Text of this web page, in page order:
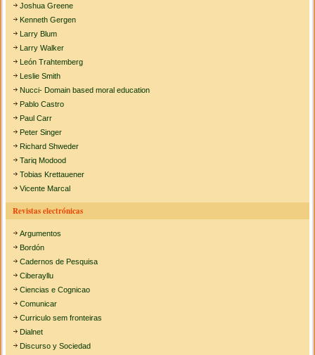
Joshua Greene
Kenneth Gergen
Larry Blum
Larry Walker
León Trahtemberg
Leslie Smith
Nucci- Domain based moral education
Pablo Castro
Paul Carr
Peter Singer
Richard Shweder
Tariq Modood
Tobias Krettauener
Vicente Marcal
Revistas electrónicas
Argumentos
Bordón
Cadernos de Pesquisa
Ciberayllu
Ciencias e Cognicao
Comunicar
Curriculo sem fronteiras
Dialnet
Discurso y Sociedad